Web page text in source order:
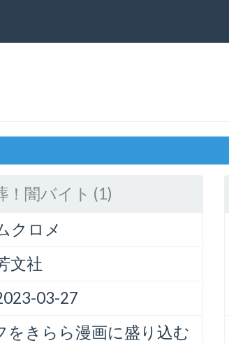
！闇バイト (1)
クロメ
文社
03-27
をきらら漫画に盛り込む